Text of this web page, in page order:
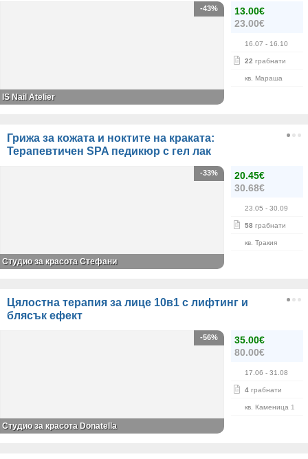
13.00€
23.00€
16.07 - 16.10
22 грабнати
кв. Мараша
-43%
IS Nail Atelier
Грижа за кожата и ноктите на краката:
Терапевтичен SPA педикюр с гел лак
20.45€
30.68€
23.05 - 30.09
58 грабнати
кв. Тракия
-33%
Студио за красота Стефани
Цялостна терапия за лице 10в1 с лифтинг и
блясък ефект
35.00€
80.00€
17.06 - 31.08
4 грабнати
кв. Каменица 1
-56%
Студио за красота Donatella